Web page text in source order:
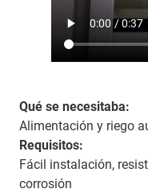
Qué se necesitaba:
Alimentación y riego
Requisitos:
Fácil instalación,
corrosión